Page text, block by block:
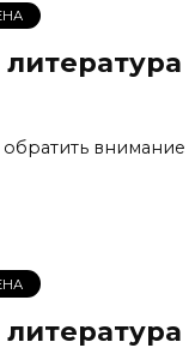
обратить